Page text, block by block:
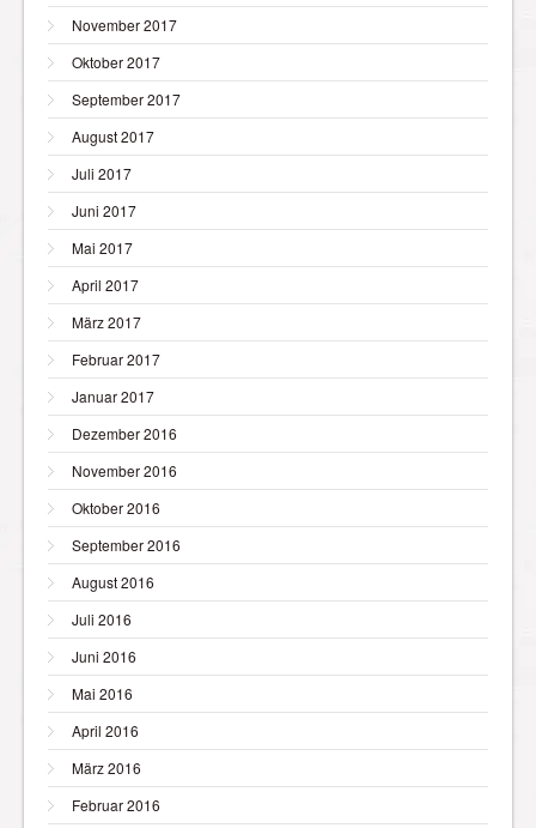
November 2017
Oktober 2017
September 2017
August 2017
Juli 2017
Juni 2017
Mai 2017
April 2017
März 2017
Februar 2017
Januar 2017
Dezember 2016
November 2016
Oktober 2016
September 2016
August 2016
Juli 2016
Juni 2016
Mai 2016
April 2016
März 2016
Februar 2016